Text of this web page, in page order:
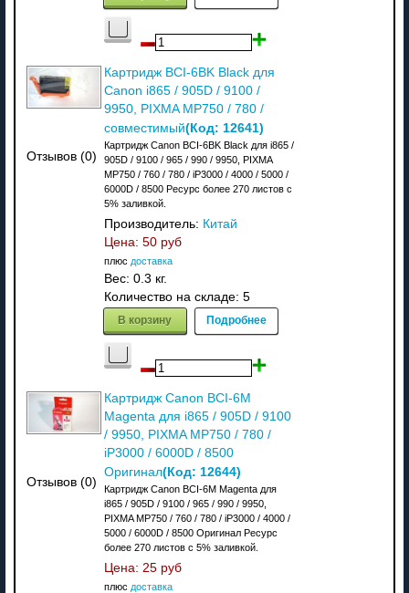
Отзывов (0)
Картридж BCI-6BK Black для
Canon i865 / 905D / 9100 /
9950, PIXMA MP750 / 780 /
совместимый(Код: 12641)
Картридж Canon BCI-6BK Black для i865 /
905D / 9100 / 965 / 990 / 9950, PIXMA
MP750 / 760 / 780 / iP3000 / 4000 / 5000 /
6000D / 8500 Ресурс более 270 листов с
5% заливкой.
Производитель: Китай
Цена: 50 руб
плюс доставка
Вес: 0.3 кг.
Количество на складе: 5
В корзину Подробнее
Отзывов (0)
Картридж Canon BCI-6M
Magenta для i865 / 905D / 9100
/ 9950, PIXMA MP750 / 780 /
iP3000 / 6000D / 8500
Оригинал(Код: 12644)
Картридж Canon BCI-6M Magenta для
i865 / 905D / 9100 / 965 / 990 / 9950,
PIXMA MP750 / 760 / 780 / iP3000 / 4000 /
5000 / 6000D / 8500 Оригинал Ресурс
более 270 листов с 5% заливкой.
Цена: 25 руб
плюс доставка